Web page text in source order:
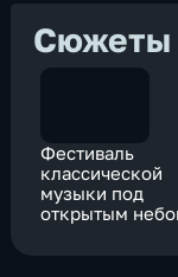
Сюжеты
Фестиваль
классической
музыки под
открытым